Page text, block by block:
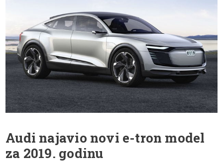
Audi najavio novi e-tron model
za 2019. godinu